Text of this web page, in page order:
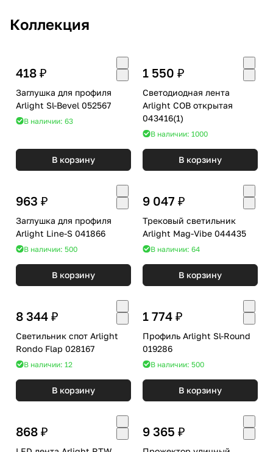
Коллекция
418 ₽
Заглушка для профиля
Arlight Sl-Bevel 052567
В наличии: 63
В корзину
1 550 ₽
Светодиодная лента
Arlight COB открытая
043416(1)
В наличии: 1000
В корзину
963 ₽
Заглушка для профиля
Arlight Line-S 041866
В наличии: 500
В корзину
9 047 ₽
Трековый светильник
Arlight Mag-Vibe 044435
В наличии: 64
В корзину
8 344 ₽
Светильник спот Arlight
Rondo Flap 028167
В наличии: 12
В корзину
1 774 ₽
Профиль Arlight Sl-Round
019286
В наличии: 500
В корзину
868 ₽ 9 365 ₽